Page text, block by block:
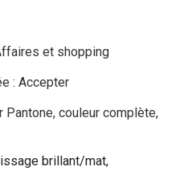
et shopping
: Accepter
Pantone, couleur complète,
brillant/mat,